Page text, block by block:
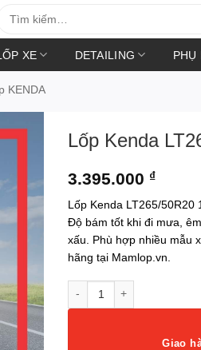
kiếm:
XE DETAILING PHỤ
KENDA
Lốp Kenda
3.395.000 ₫
Lốp Kenda LT265/50R20
Độ bám tốt khi đi mưa,
xấu. Phù hợp nhiều mẫu
hãng tại Mamlop.vn.
Giao